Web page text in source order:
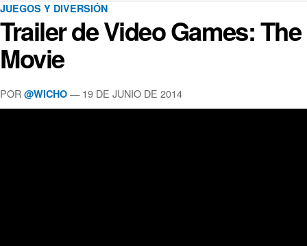
JUEGOS Y DIVERSIÓN
Trailer de Video Games: The
Movie
POR @WICHO — 19 DE JUNIO DE 2014